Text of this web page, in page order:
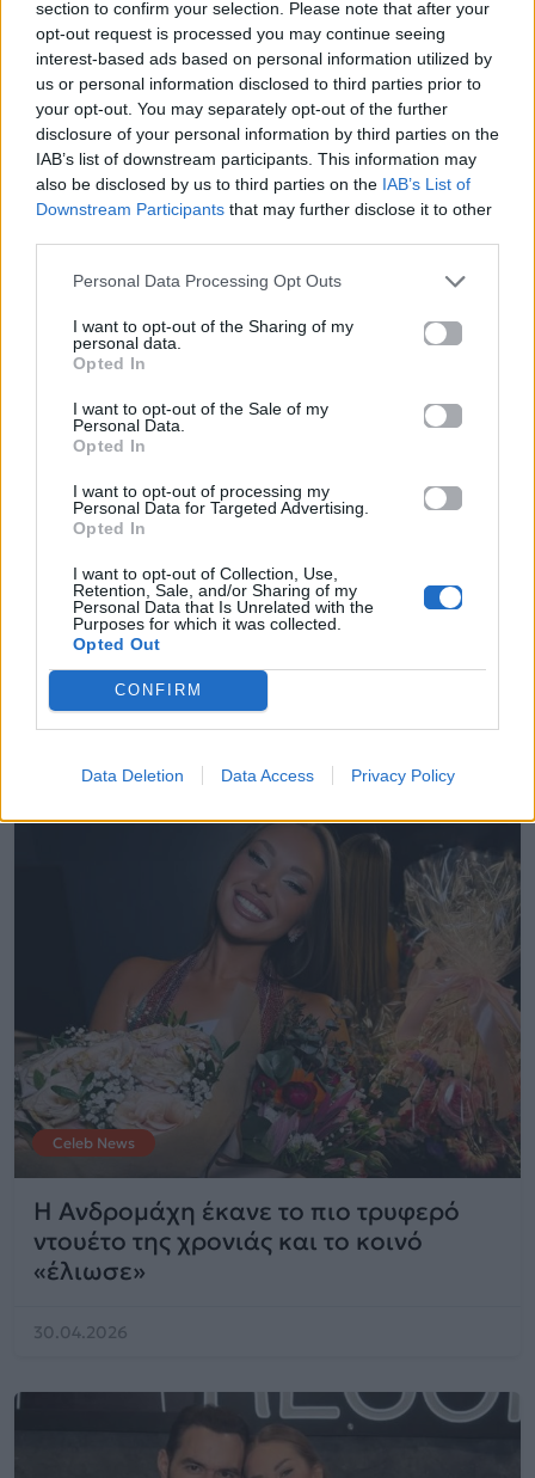
section to confirm your selection. Please note that after your
opt-out request is processed you may continue seeing
interest-based ads based on personal information utilized by
us or personal information disclosed to third parties prior to
your opt-out. You may separately opt-out of the further
disclosure of your personal information by third parties on the
IAB’s list of downstream participants. This information may
also be disclosed by us to third parties on the IAB’s List of
Downstream Participants that may further disclose it to other
Personal Data Processing Opt Outs
I want to opt-out of the Sharing of my
personal data.
Opted In
I want to opt-out of the Sale of my
Personal Data.
Opted In
I want to opt-out of processing my
Personal Data for Targeted Advertising.
Opted In
I want to opt-out of Collection, Use,
Retention, Sale, and/or Sharing of my
Personal Data that Is Unrelated with the
Purposes for which it was collected.
Opted Out
CONFIRM
Data Deletion Data Access Privacy Policy
Ανδρομάχη: Το «Σούσουρο» κάνει
θραύση και στη Νέα Υόρκη
02.06.2026
Η τρυφερή εξομολόγηση της
Ανδρομάχης και οι σκέψεις για
δεύτερο παιδί με τον Γιώργο Λιβάνη
Celeb News
Η Ανδρομάχη έκανε το πιο τρυφερό
ντουέτο της χρονιάς και το κοινό
«έλιωσε»
30.04.2026